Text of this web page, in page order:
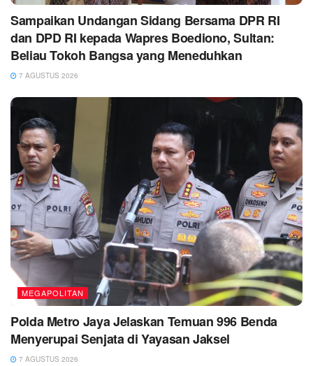
Sampaikan Undangan Sidang Bersama DPR RI
dan DPD RI kepada Wapres Boediono, Sultan:
Beliau Tokoh Bangsa yang Meneduhkan
7 AGUSTUS 2026
MEGAPOLITAN
Polda Metro Jaya Jelaskan Temuan 996 Benda
Menyerupai Senjata di Yayasan Jaksel
7 AGUSTUS 2026